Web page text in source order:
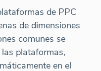
de PPC
de dimensiones
comunes se
plataformas,
en el